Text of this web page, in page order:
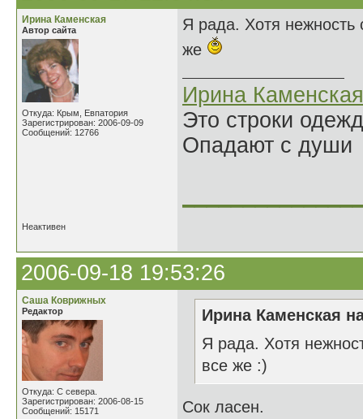
Ирина Каменская
Автор сайта
Откуда: Крым, Евпатория
Зарегистрирован: 2006-09-09
Сообщений: 12766
Я рада. Хотя нежность
же
Ирина Каменская
Это строки
Опадают с души
Неактивен
2006-09-18 19:53:26
Саша Коврижных
Редактор
Откуда: С севера.
Зарегистрирован: 2006-08-15
Сообщений: 15171
Ирина Каменская
Я рада. Хотя
все же :)
Сок ласен.